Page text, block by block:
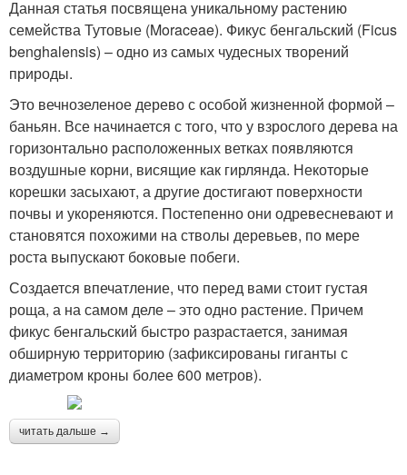
Данная статья посвящена уникальному растению
семейства Тутовые (Moraceae). Фикус бенгальский (Ficus
benghalensis) – одно из самых чудесных творений
природы.
Это вечнозеленое дерево с особой жизненной формой –
баньян. Все начинается с того, что у взрослого дерева на
горизонтально расположенных ветках появляются
воздушные корни, висящие как гирлянда. Некоторые
корешки засыхают, а другие достигают поверхности
почвы и укореняются. Постепенно они одревесневают и
становятся похожими на стволы деревьев, по мере
роста выпускают боковые побеги.
Создается впечатление, что перед вами стоит густая
роща, а на самом деле – это одно растение. Причем
фикус бенгальский быстро разрастается, занимая
обширную территорию (зафиксированы гиганты с
диаметром кроны более 600 метров).
читать дальше →